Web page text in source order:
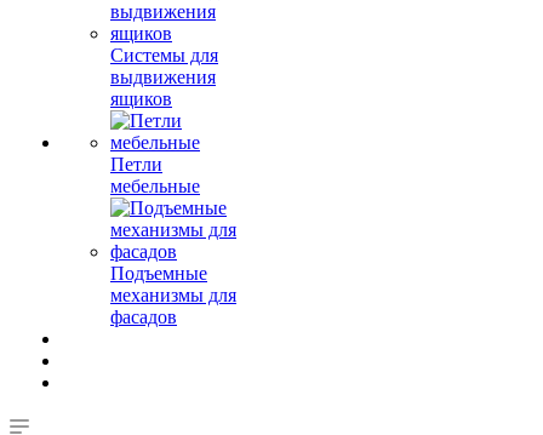
Системы для
выдвижения
ящиков
Петли
мебельные
Подъемные
механизмы для
фасадов